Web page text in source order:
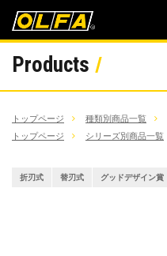
Products
トップページ 種類別商品一覧
トップページ
シリーズ別商品一覧
折刃式 替刃式 グッドデザイン賞